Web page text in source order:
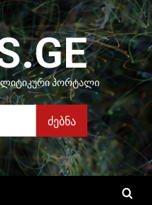
ᲞᲝᲠᲢᲐᲚᲘ
ძებნა